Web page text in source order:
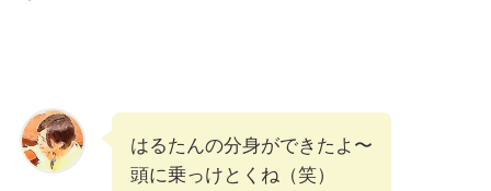
はるたんの分身ができたよ〜
頭に乗っけとくね（笑）